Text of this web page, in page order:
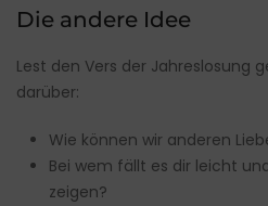
Die andere Idee
Lest den Vers der Jahreslosung
darüber:
Wie können wir anderen
Bei wem fällt es dir leicht
zeigen?